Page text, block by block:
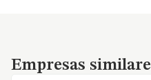
Empresas similares
Empresas